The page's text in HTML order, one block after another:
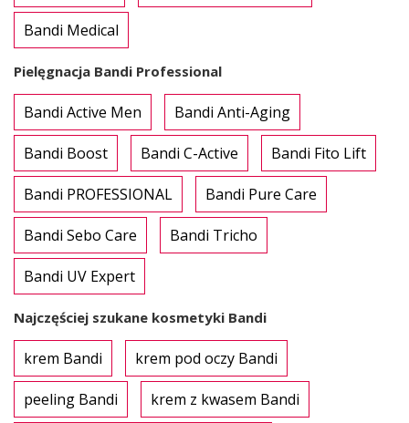
Bandi Medical
Pielęgnacja Bandi Professional
Bandi Active Men Bandi Anti-Aging
Bandi Boost Bandi C-Active Bandi Fito Lift
Bandi PROFESSIONAL Bandi Pure Care
Bandi Sebo Care Bandi Tricho
Bandi UV Expert
Najczęściej szukane kosmetyki Bandi
krem Bandi krem pod oczy Bandi
peeling Bandi krem z kwasem Bandi